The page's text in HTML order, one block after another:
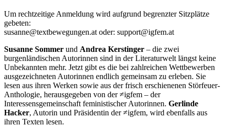
Um rechtzeitige Anmeldung wird aufgrund begrenzter Sitzplätze
gebeten:
susanne@textbewegungen.at oder: support@igfem.at
Susanne Sommer und Andrea Kerstinger – die zwei
burgenländischen Autorinnen sind in der Literaturwelt längst keine
Unbekannten mehr. Jetzt gibt es die bei zahlreichen Wettbewerben
ausgezeichneten Autorinnen endlich gemeinsam zu erleben. Sie
lesen aus ihren Werken sowie aus der frisch erschienenen Störfeuer-
Anthologie, herausgegeben von der ≠igfem – der
Interessensgemeinschaft feministischer Autorinnen. Gerlinde
Hacker, Autorin und Präsidentin der ≠igfem, wird ebenfalls aus
ihren Texten lesen.